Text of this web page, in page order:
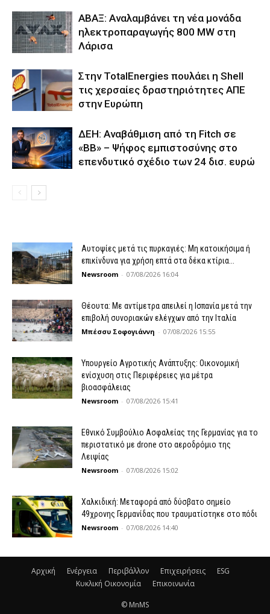
ΑΒΑΞ: Αναλαμβάνει τη νέα μονάδα
ηλεκτροπαραγωγής 800 MW στη
Λάρισα
Στην TotalEnergies πουλάει η Shell
τις χερσαίες δραστηριότητες ΑΠΕ
στην Ευρώπη
ΔΕΗ: Αναβάθμιση από τη Fitch σε
«BB» – Ψήφος εμπιστοσύνης στο
επενδυτικό σχέδιο των 24 δισ. ευρώ
Αυτοψίες μετά τις πυρκαγιές: Μη κατοικήσιμα ή
επικίνδυνα για χρήση επτά στα δέκα κτίρια...
Newsroom - 07/08/2026 16:04
Θέουτα: Με αντίμετρα απειλεί η Ισπανία μετά την
επιβολή συνοριακών ελέγχων από την Ιταλία
Μπέσσυ Σοφογιάννη - 07/08/2026 15:55
Υπουργείο Αγροτικής Ανάπτυξης: Οικονομική
ενίσχυση στις Περιφέρειες για μέτρα
βιοασφάλειας
Newsroom - 07/08/2026 15:41
Εθνικό Συμβούλιο Ασφαλείας της Γερμανίας για το
περιστατικό με drone στο αεροδρόμιο της
Λειψίας
Newsroom - 07/08/2026 15:02
Χαλκιδική: Μεταφορά από δύσβατο σημείο
49χρονης Γερμανίδας που τραυματίστηκε στο πόδι
Newsroom - 07/08/2026 14:40
Αρχική Ενέργεια Περιβάλλον Επιχειρήσεις
ESG
Κυκλική Οικονομία
Επικοινωνία
© MnMS